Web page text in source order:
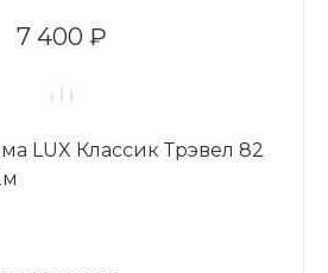
7 400 ₽
LUX Классик Трэвел 82